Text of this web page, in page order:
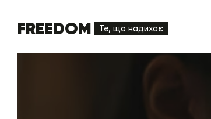
FREEDOM Те, що надихає